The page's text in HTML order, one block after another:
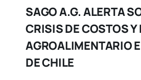
SAGO A.G. ALERTA
CRISIS DE COSTOS Y
AGROALIMENTARIO
DE CHILE